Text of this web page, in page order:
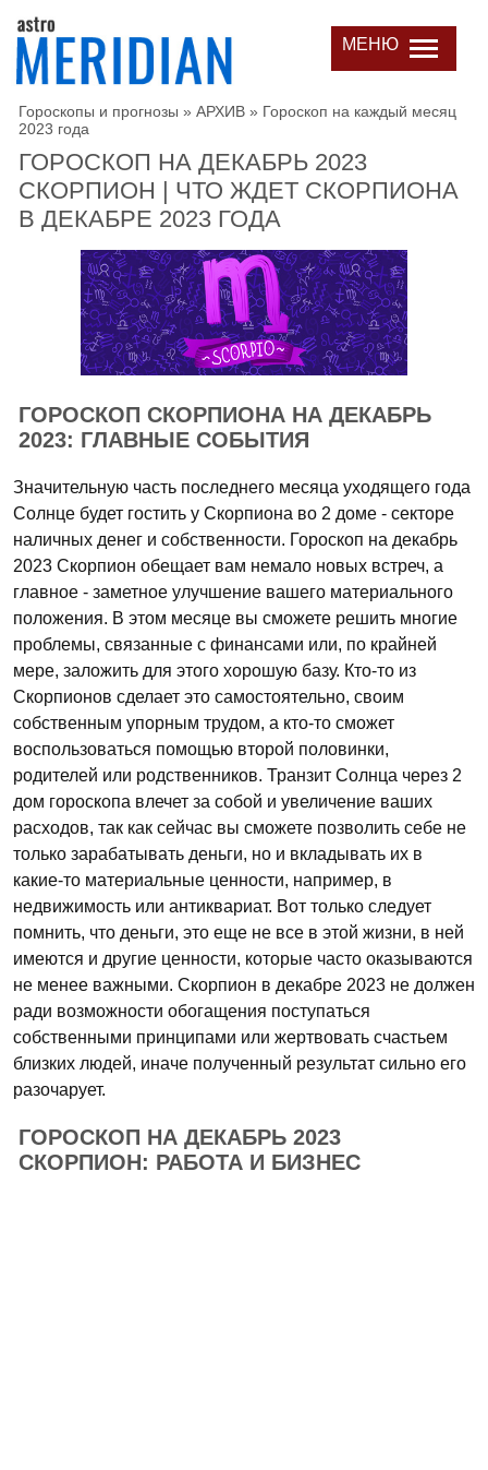
МЕНЮ
Гороскопы и прогнозы » АРХИВ » Гороскоп на каждый месяц
2023 года
ГОРОСКОП НА ДЕКАБРЬ 2023
СКОРПИОН | ЧТО ЖДЕТ СКОРПИОНА
В ДЕКАБРЕ 2023 ГОДА
ГОРОСКОП СКОРПИОНА НА ДЕКАБРЬ
2023: ГЛАВНЫЕ СОБЫТИЯ
Значительную часть последнего месяца уходящего года
Солнце будет гостить у Скорпиона во 2 доме - секторе
наличных денег и собственности. Гороскоп на декабрь
2023 Скорпион обещает вам немало новых встреч, а
главное - заметное улучшение вашего материального
положения. В этом месяце вы сможете решить многие
проблемы, связанные с финансами или, по крайней
мере, заложить для этого хорошую базу. Кто-то из
Скорпионов сделает это самостоятельно, своим
собственным упорным трудом, а кто-то сможет
воспользоваться помощью второй половинки,
родителей или родственников. Транзит Солнца через 2
дом гороскопа влечет за собой и увеличение ваших
расходов, так как сейчас вы сможете позволить себе не
только зарабатывать деньги, но и вкладывать их в
какие-то материальные ценности, например, в
недвижимость или антиквариат. Вот только следует
помнить, что деньги, это еще не все в этой жизни, в ней
имеются и другие ценности, которые часто оказываются
не менее важными. Скорпион в декабре 2023 не должен
ради возможности обогащения поступаться
собственными принципами или жертвовать счастьем
близких людей, иначе полученный результат сильно его
разочарует.
ГОРОСКОП НА ДЕКАБРЬ 2023
СКОРПИОН: РАБОТА И БИЗНЕС